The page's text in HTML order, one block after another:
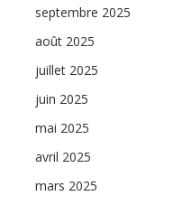
septembre 2025
août 2025
juillet 2025
juin 2025
mai 2025
avril 2025
mars 2025